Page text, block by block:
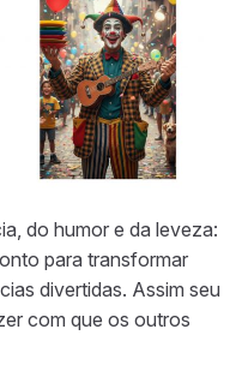
do humor e da leveza:
para transformar
divertidas. Assim seu
com que os outros